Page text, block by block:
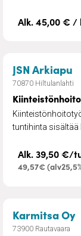
Alk. 45,00 € /
JSN Arkiapu
70870 Hiltulanlahti
tuntihinta sisältää
Alk. 39,50 €/
49,57€
Karmitsa Oy
73900 Rautavaara